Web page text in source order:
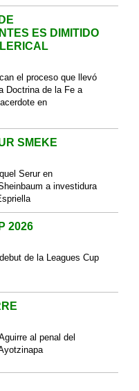
ES DIMITIDO
el proceso que llevó
Doctrina de la Fe a
en
SMEKE
Serur en
a investidura
2026
de la Leagues Cup
al penal del